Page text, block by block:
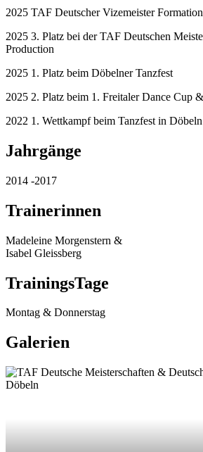
2025 TAF Deutscher Vizemeister
2025 3. Platz bei der TAF Deutschen
Production
2025 1. Platz beim Döbelner Tanzfest
2025 2. Platz beim 1. Freitaler Dance Cup
2022 1. Wettkampf beim Tanzfest in Döbeln
Jahrgänge
2014 -2017
Trainerinnen
Madeleine Morgenstern &
Isabel Gleissberg
TrainingsTage
Montag & Donnerstag
Galerien